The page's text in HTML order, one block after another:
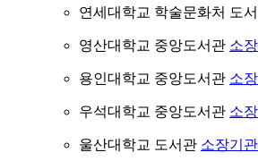
연세대학교 학술문화처 도
영산대학교 중앙도서관 소
용인대학교 중앙도서관 소
우석대학교 중앙도서관 소
울산대학교 도서관 소장기